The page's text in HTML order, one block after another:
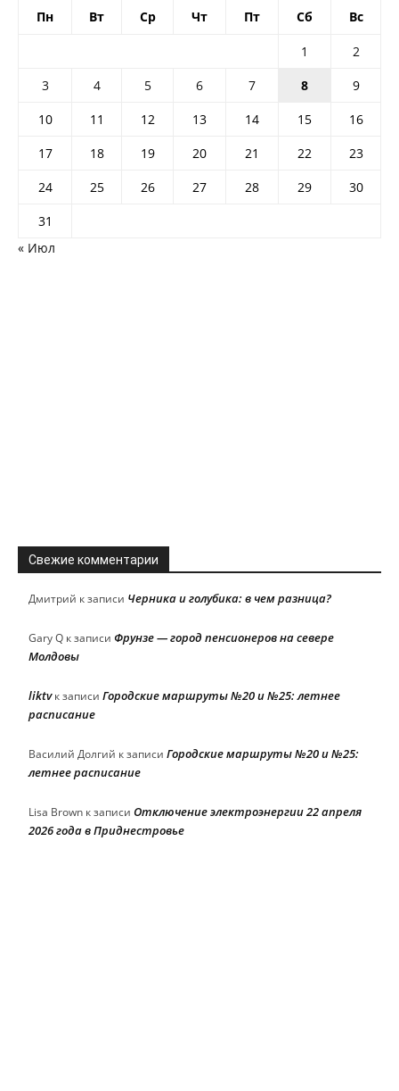
Пн Вт Ср Чт Пт Сб Вс
1
2
3
4 5 6 7 8
9
10
11 12 13 14 15
16
17
18 19 20 21 22
23
24
25 26 27 28 29
30
31
« Июл
Свежие комментарии
Дмитрий к записи Черника и голубика: в чем разница?
Gary Q к записи Фрунзе — город пенсионеров на севере
Молдовы
liktvк записи Городские маршруты №20 и №25: летнее
расписание
Василий Долгий к записи Городские маршруты №20 и №25:
летнее расписание
Lisa Brown к записи Отключение электроэнергии 22 апреля
2026 года в Приднестровье